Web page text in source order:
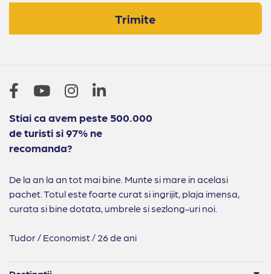
Trimite
Stiai ca avem peste 500.000
de turisti si 97% ne
recomanda?
De la an la an tot mai bine. Munte si mare in acelasi
pachet. Totul este foarte curat si ingrijit, plaja imensa,
curata si bine dotata, umbrele si sezlong-uri noi.
Tudor / Economist / 26 de ani